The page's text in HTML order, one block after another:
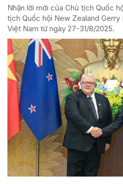
Nhận lời mời của Chủ tịch Quốc
tịch Quốc hội New Zealand
Việt Nam từ ngày 27-31/8/2025.